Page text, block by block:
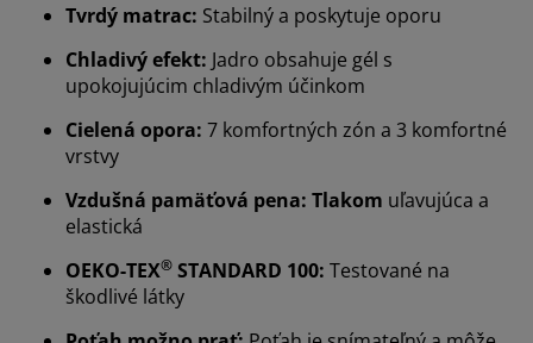
Tvrdý matrac: Stabilný a poskytuje oporu
Chladivý efekt: Jadro obsahuje gél s
upokojujúcim chladivým účinkom
Cielená opora: 7 komfortných zón a 3 komfortné
vrstvy
Vzdušná pamäťová pena: Tlakom uľavujúca a
elastická
OEKO-TEX® STANDARD 100: Testované na
škodlivé látky